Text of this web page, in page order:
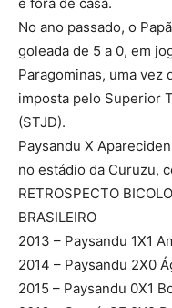
No ano passado, o
goleada de 5 a 0, em
Paragominas, uma
imposta pelo Superior
(STJD).
Paysandu X
no estádio da Curuzu,
RETROSPECTO
BRASILEIRO
2013 – Paysandu 1X1
2014 – Paysandu 2X0
2015 – Paysandu 0X1